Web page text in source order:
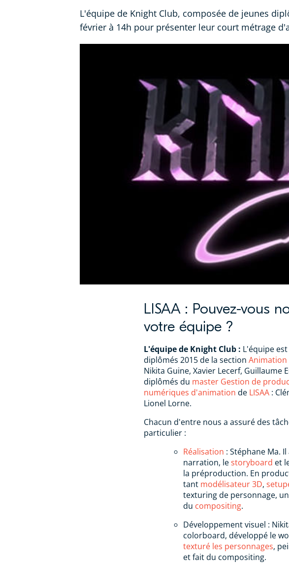
L'équipe de Knight Club, composée de jeunes
février à 14h pour présenter leur court métrage
LISAA : Pouvez-vous
votre équipe ?
L'équipe de Knight Club : L'équipe
diplômés 2015 de la section Animation
Nikita Guine, Xavier Lecerf, Guillaume
diplômés du master Gestion de
numériques d'animation de LISAA :
Lionel Lorne.
Chacun d'entre nous a assuré des
particulier :
Réalisation : Stéphane Ma.
narration, lestoryboard et
la préproduction. En
tant modélisateur 3D,
texturing de personnage,
du compositing.
Développement visuel :
colorboard, développé le
texturé les personnages,
et fait du compositing.